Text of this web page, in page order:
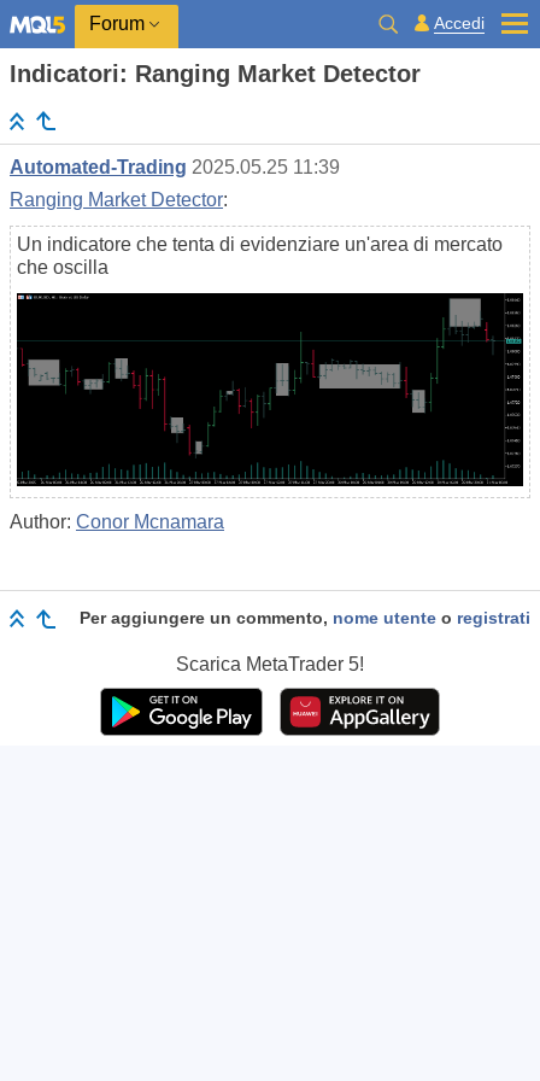
Forum Accedi
Indicatori: Ranging Market Detector
Automated-Trading 2025.05.25 11:39
Ranging Market Detector:
Un indicatore che tenta di evidenziare un'area di mercato
che oscilla
Author: Conor Mcnamara
Per aggiungere un commento, nome utente o registrati
Scarica MetaTrader 5!